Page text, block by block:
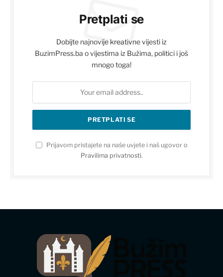
Pretplati se
Dobijte najnovije kreativne vijesti iz
BuzimPress.ba o vijestima iz Bužima, politici i još
mnogo toga!
Prijavom pristajete na naše uvjete i naš ugovor o
Pravilima privatnosti.